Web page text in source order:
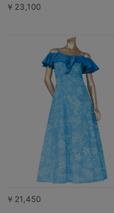
￥23,100
￥21,450